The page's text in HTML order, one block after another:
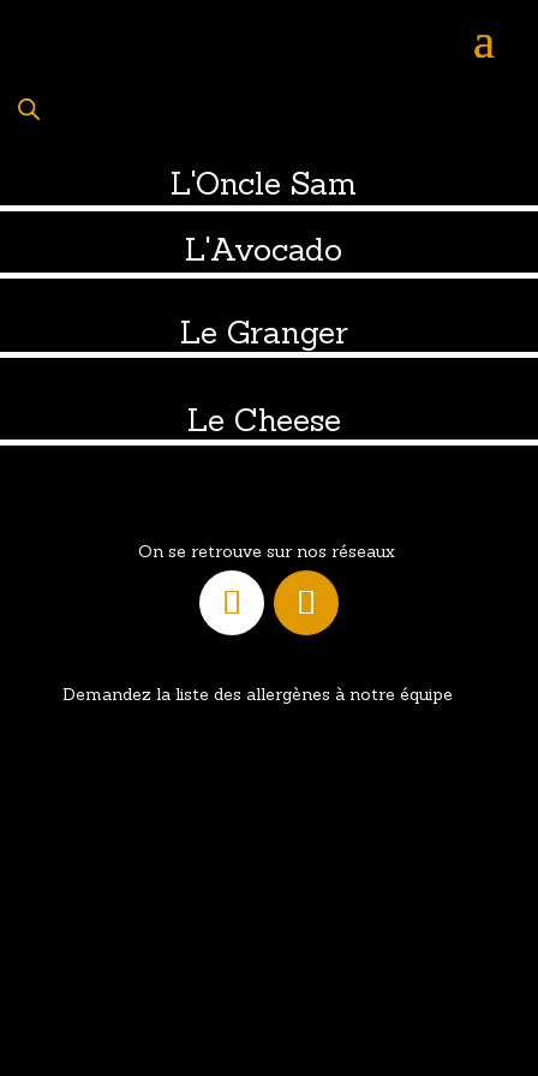
L'Oncle Sam
L'Avocado
Le Granger
Le Cheese
On se retrouve sur nos réseaux
Demandez la liste des allergènes à notre équipe